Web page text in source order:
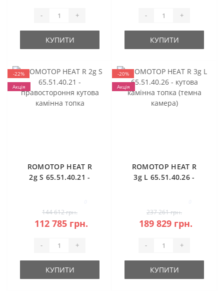
- +
КУПИТИ
- +
КУПИТИ
-22%
Акція
ROMOTOP HEAT R
2g S 65.51.40.21 -
топка
144 612 грн.
112 785 грн.
- +
КУПИТИ
-20%
Акція
ROMOTOP HEAT R
3g L 65.51.40.26 -
камера)
237 261 грн.
189 829 грн.
- +
КУПИТИ